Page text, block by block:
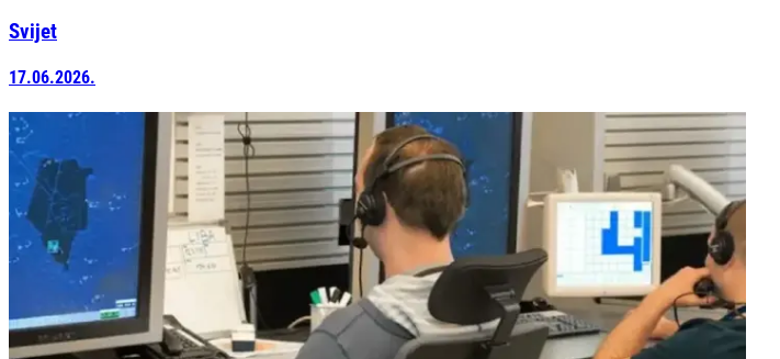
Svijet
17.06.2026.